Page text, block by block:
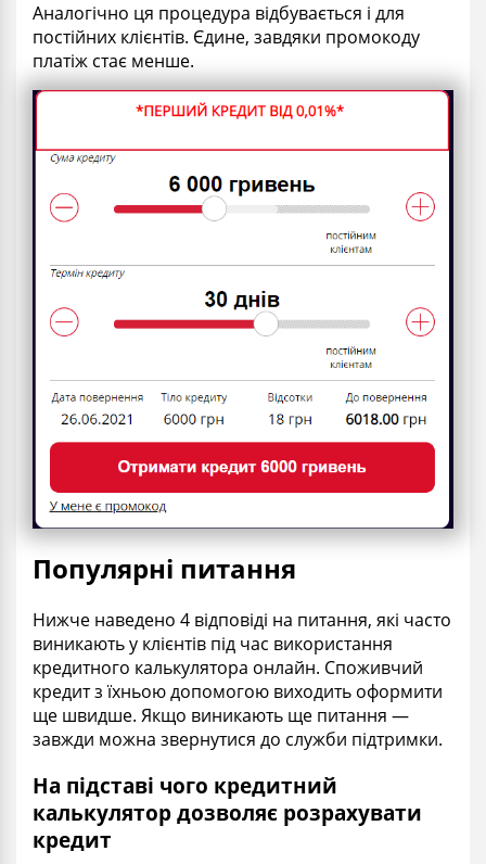
Аналогічно ця процедура відбувається і для
постійних клієнтів. Єдине, завдяки промокоду
платіж стає менше.
Популярні питання
Нижче наведено 4 відповіді на питання, які часто
виникають у клієнтів під час використання
кредитного калькулятора онлайн. Споживчий
кредит з їхньою допомогою виходить оформити
ще швидше. Якщо виникають ще питання —
завжди можна звернутися до служби підтримки.
На підставі чого кредитний
калькулятор дозволяє розрахувати
кредит